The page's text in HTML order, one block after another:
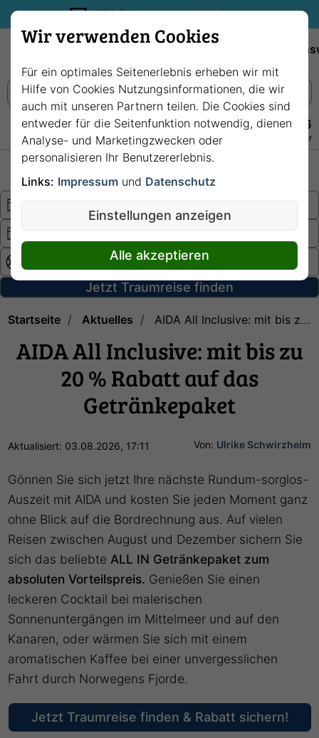
35€ Reisegutschein sichern.
+49 228 3875 7256
Persönlich · Kostenlos · Täglich 08–22 Uhr
Jetzt Traumreise finden
Startseite Aktuelles AIDA All Inclusive: mit bis zu 20 % Rabatt auf das Getränkepaket
AIDA All Inclusive: mit bis zu
20 % Rabatt auf das
Getränkepaket
Von: Ulrike Schwirzheim
Aktualisiert: 03.08.2026, 17:11
Gönnen Sie sich jetzt Ihre nächste Rundum-sorglos-
Auszeit mit AIDA und kosten Sie jeden Moment ganz
ohne Blick auf die Bordrechnung aus. Auf vielen
Reisen zwischen August und Dezember sichern Sie
sich das beliebte ALL IN Getränkepaket zum
absoluten Vorteilspreis. Genießen Sie einen
leckeren Cocktail bei malerischen
Sonnenuntergängen im Mittelmeer und auf den
Kanaren, oder wärmen Sie sich mit einem
aromatischen Kaffee bei einer unvergesslichen
Fahrt durch Norwegens Fjorde.
Jetzt Traumreise finden & Rabatt sichern!
Wir verwenden Cookies
Für ein optimales Seitenerlebnis erheben wir mit
Hilfe von Cookies Nutzungsinformationen, die wir
auch mit unseren Partnern teilen. Die Cookies sind
entweder für die Seitenfunktion notwendig, dienen
Analyse- und Marketingzwecken oder
personalisieren Ihr Benutzererlebnis.
Links: Impressum und Datenschutz
Einstellungen anzeigen
Alle akzeptieren